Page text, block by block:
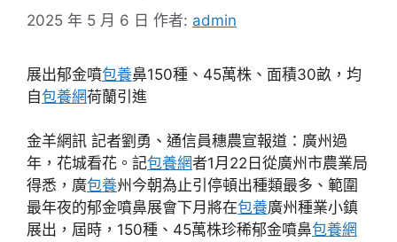
2025 年 5 月 6 日 作者: admin
展出郁金噴包養鼻150種、45萬株、面積30畝，均
自包養網荷蘭引進
金羊網訊 記者劉勇、通信員穗農宣報道：廣州過
年，花城看花。記包養網者1月22日從廣州市農業局
得悉，廣包養州今朝為止引停頓出種類最多、範圍
最年夜的郁金噴鼻展會下月將在包養廣州種業小鎮
展出，屆時，150種、45萬株珍稀郁金噴鼻包養網